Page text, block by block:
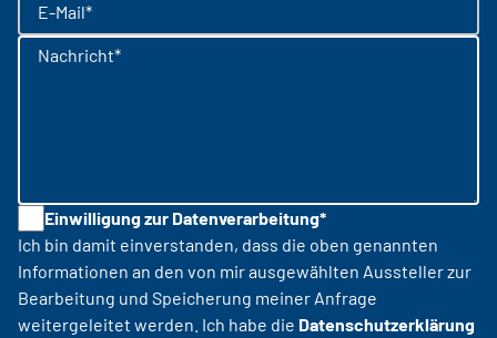
E-Mail*
Nachricht*
Einwilligung zur Datenverarbeitung*
Ich bin damit einverstanden, dass die oben genannten
Informationen an den von mir ausgewählten Aussteller zur
Bearbeitung und Speicherung meiner Anfrage
weitergeleitet werden. Ich habe die Datenschutzerklärung